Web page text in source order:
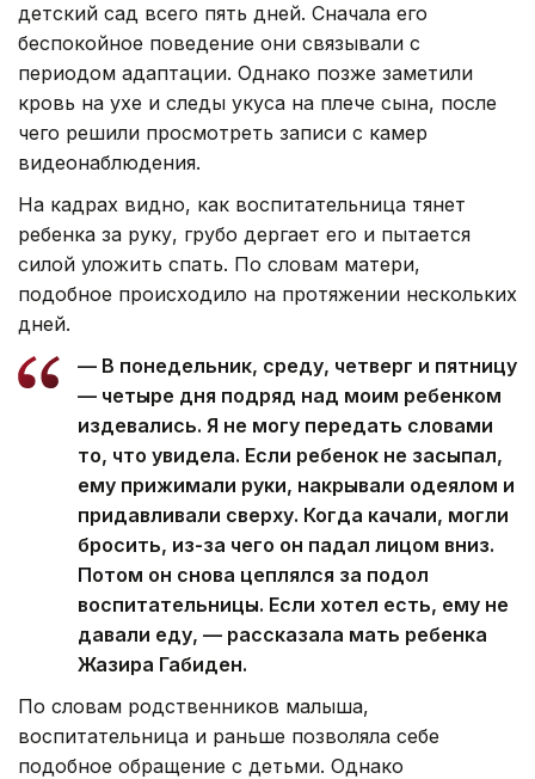
детский сад всего пять дней. Сначала его
беспокойное поведение они связывали с
периодом адаптации. Однако позже заметили
кровь на ухе и следы укуса на плече сына, после
чего решили просмотреть записи с камер
видеонаблюдения.
На кадрах видно, как воспитательница тянет
ребенка за руку, грубо дергает его и пытается
силой уложить спать. По словам матери,
подобное происходило на протяжении нескольких
дней.
— В понедельник, среду, четверг и пятницу
— четыре дня подряд над моим ребенком
издевались. Я не могу передать словами
то, что увидела. Если ребенок не засыпал,
ему прижимали руки, накрывали одеялом и
придавливали сверху. Когда качали, могли
бросить, из-за чего он падал лицом вниз.
Потом он снова цеплялся за подол
воспитательницы. Если хотел есть, ему не
давали еду, — рассказала мать ребенка
Жазира Габиден.
По словам родственников малыша,
воспитательница и раньше позволяла себе
подобное обращение с детьми. Однако